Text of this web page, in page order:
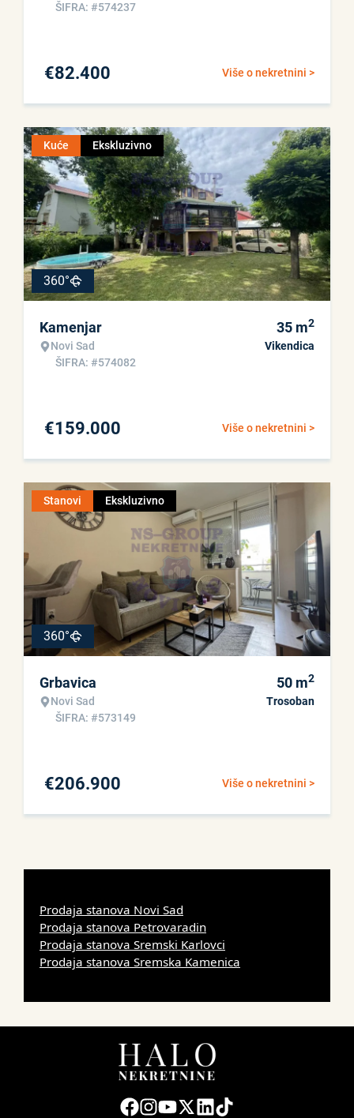
ŠIFRA: #574237
Više o nekretnini >
€82.400
Kuće Ekskluzivno
360°
Kamenjar
Novi Sad
ŠIFRA: #574082
35 m2
Vikendica
Više o nekretnini >
€159.000
Stanovi Ekskluzivno
360°
Grbavica
Novi Sad
ŠIFRA: #573149
50 m2
Trosoban
Više o nekretnini >
€206.900
Prodaja stanova Novi Sad
Prodaja stanova Petrovaradin
Prodaja stanova Sremski Karlovci
Prodaja stanova Sremska Kamenica